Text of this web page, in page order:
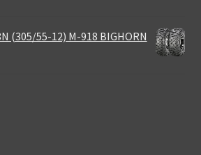
(305/55-12) M-918 BIGHORN